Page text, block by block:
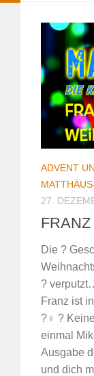
ADVENT
27.
Die ?
?
Franz ist
?‍♀️ ?
einmal
Ausgabe
und dich